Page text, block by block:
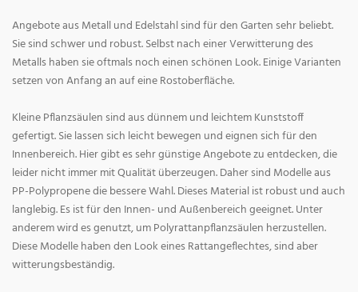
Angebote aus Metall und Edelstahl sind für den Garten sehr beliebt.
Sie sind schwer und robust. Selbst nach einer Verwitterung des
Metalls haben sie oftmals noch einen schönen Look. Einige Varianten
setzen von Anfang an auf eine Rostoberfläche.
Kleine Pflanzsäulen sind aus dünnem und leichtem Kunststoff
gefertigt. Sie lassen sich leicht bewegen und eignen sich für den
Innenbereich. Hier gibt es sehr günstige Angebote zu entdecken, die
leider nicht immer mit Qualität überzeugen. Daher sind Modelle aus
PP-Polypropene die bessere Wahl. Dieses Material ist robust und auch
langlebig. Es ist für den Innen- und Außenbereich geeignet. Unter
anderem wird es genutzt, um Polyrattanpflanzsäulen herzustellen.
Diese Modelle haben den Look eines Rattangeflechtes, sind aber
witterungsbeständig.